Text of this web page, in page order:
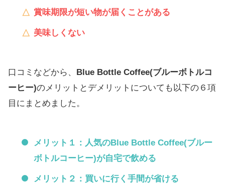
賞味期限が短い物が届くことがある
美味しくない
口コミなどから、 Blue Bottle Coffee(ブルーボトルコ
ーヒー)のメリットとデメリットについても以下の６項
目にまとめました。
メリット１：人気のBlue Bottle Coffee(ブルー
ボトルコーヒー)が自宅で飲める
メリット２：買いに行く手間が省ける